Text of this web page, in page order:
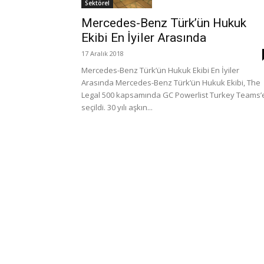
Sektörel
Mercedes-Benz Türk’ün Hukuk
Ekibi En İyiler Arasında
17 Aralık 2018
Mercedes-Benz Türk’ün Hukuk Ekibi En İyiler
Arasında Mercedes-Benz Türk’ün Hukuk Ekibi, The
Legal 500 kapsamında GC Powerlist Turkey
seçildi. 30 yılı aşkın...